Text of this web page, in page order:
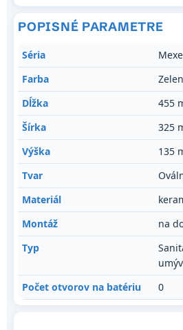
POPISNÉ PARAMETRE
Séria
Farba
Dĺžka
455
Šírka
325
Výška
135
Tvar
Materiál
Montáž
na
Typ
Počet otvorov na batériu
0